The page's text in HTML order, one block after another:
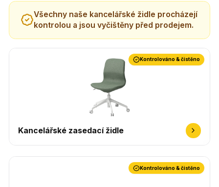
Všechny naše kancelářské židle procházejí
kontrolou a jsou vyčištěny před prodejem.
Kontrolováno & čistěno
Kancelářské zasedací židle
Kontrolováno & čistěno